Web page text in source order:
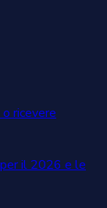
ricevere
il 2026 e le